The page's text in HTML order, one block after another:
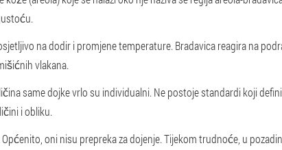
na dodir i promjene temperature. Bradavica reagira na
vlakana.
same dojke vrlo su individualni. Ne postoje standardi koji
i obliku.
oni nisu prepreka za dojenje. Tijekom trudnoće, u